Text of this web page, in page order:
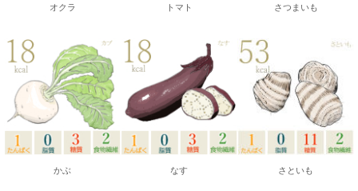
オクラ
かぶ
トマト
なす
さつまいも
さといも